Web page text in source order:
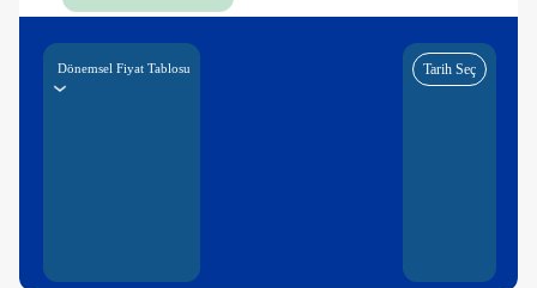
Dönemsel Fiyat Tablosu Tarih Seç